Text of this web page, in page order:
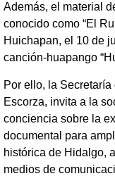
Además, el material
conocido como “El
Huichapan, el 10 de
canción-huapango
Por ello, la
Escorza, invita a la
conciencia sobre la
documental para
histórica de Hidalgo,
medios de